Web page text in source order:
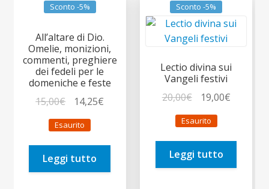
Sconto -5%
All’altare di Dio.
Omelie, monizioni,
commenti, preghiere
dei fedeli per le
domeniche e feste
15,00€
prezzo
originale
era:
15,00€.
14,25€
è:
Esaurito
Leggi tutto
Sconto -5%
Lectio divina sui
Vangeli festivi
20,00€
prezzo
originale
era:
20,00€.
19,00€Il
è:
Esaurito
Leggi tutto